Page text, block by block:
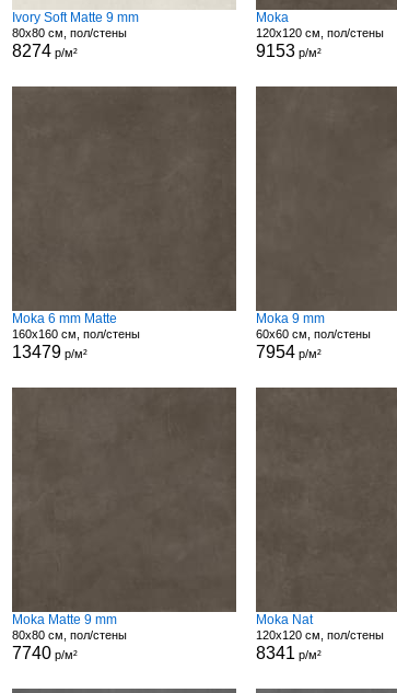
Ivory Soft Matte 9 mm
80x80 см, пол/стены
8274р/м²
Moka
120x120 см, пол/стены
9153 р/м²
Moka 6 mm Matte
160x160 см, пол/стены
13479р/м²
Moka 9 mm
60x60 см, пол/стены
7954 р/м²
Moka Matte 9 mm
80x80 см, пол/стены
7740р/м²
Moka Nat
120x120 см, пол/стены
8341 р/м²